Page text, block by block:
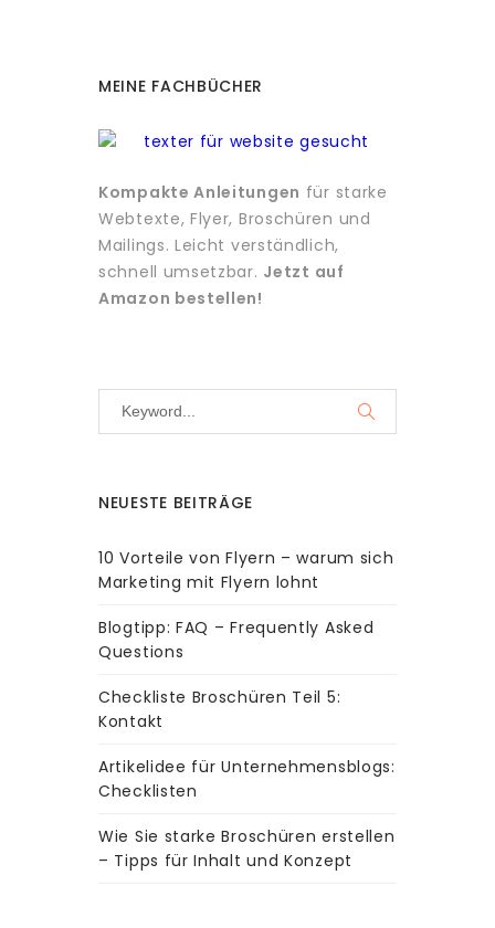
MEINE FACHBÜCHER
Kompakte Anleitungen für starke
Webtexte, Flyer, Broschüren und
Mailings. Leicht verständlich,
schnell umsetzbar. Jetzt auf
Amazon bestellen!
NEUESTE BEITRÄGE
10 Vorteile von Flyern – warum sich
Marketing mit Flyern lohnt
Blogtipp: FAQ – Frequently Asked
Questions
Checkliste Broschüren Teil 5:
Kontakt
Artikelidee für Unternehmensblogs:
Checklisten
Wie Sie starke Broschüren erstellen
– Tipps für Inhalt und Konzept